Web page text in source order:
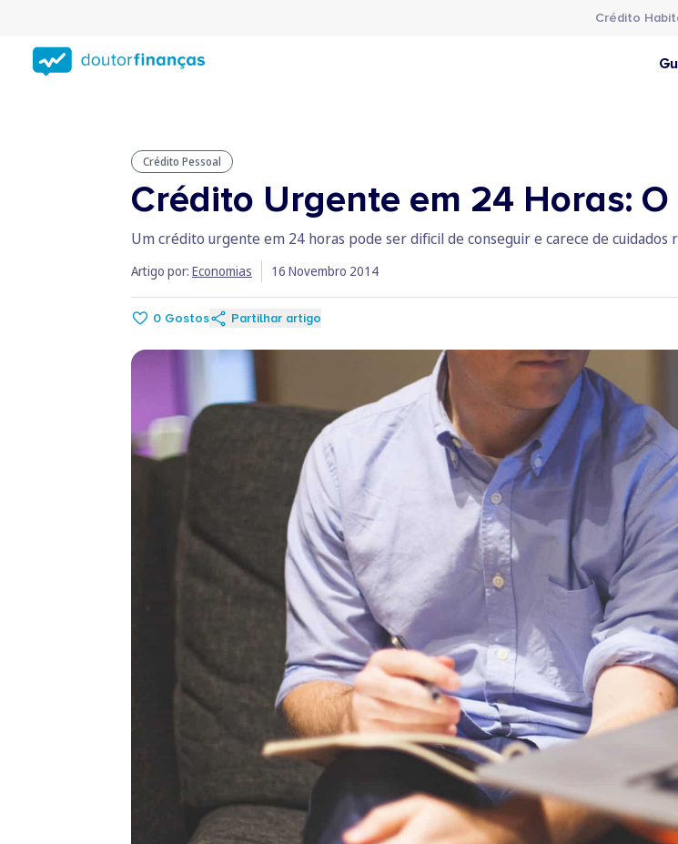
conteúdo
principal
Crédito
Crédito Pessoal
Crédito Urgente em 24 Horas:
Um crédito urgente em 24 horas pode ser dificil de conseguir e carece de cuidados
Artigo por: Economias 16 Novembro 2014
0 Gostos Partilhar artigo